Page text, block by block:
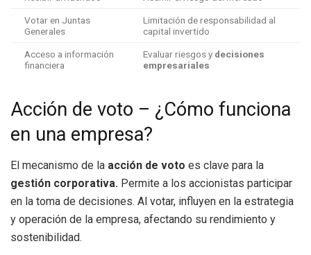
Votar en Juntas
Generales
Limitación de responsabilidad al
capital invertido
Acceso a información
financiera
Evaluar riesgos y decisiones
empresariales
Acción de voto – ¿Cómo funciona
en una empresa?
El mecanismo de la acción de voto es clave para la
gestión corporativa. Permite a los accionistas participar
en la toma de decisiones. Al votar, influyen en la estrategia
y operación de la empresa, afectando su rendimiento y
sostenibilidad.